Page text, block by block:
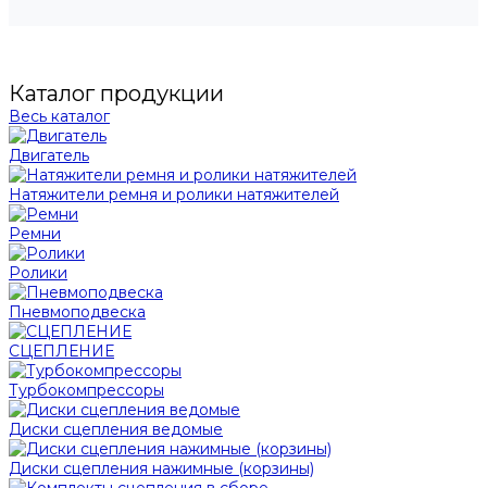
Каталог продукции
Весь каталог
Двигатель
Натяжители ремня и ролики натяжителей
Ремни
Ролики
Пневмоподвеска
СЦЕПЛЕНИЕ
Турбокомпрессоры
Диски сцепления ведомые
Диски сцепления нажимные (корзины)